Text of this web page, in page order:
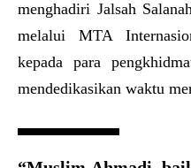
menghadiri Jalsah
melalui MTA
kepada para
mendedikasikan waktu